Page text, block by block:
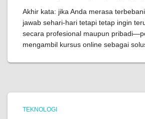
Akhir kata: jika Anda merasa
jawab sehari-hari tetapi tetap ingin
secara profesional maupun
mengambil kursus online sebagai
TEKNOLOGI